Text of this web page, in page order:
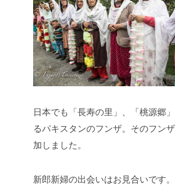
日本でも「長寿の里」、「桃源郷
るパキスタンのフンザ。そのフン
加しました。
新郎新婦の出会いはお見合いです